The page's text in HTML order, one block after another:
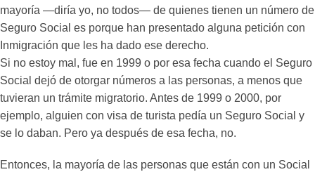
mayoría —diría yo, no todos— de quienes tienen un número de
Seguro Social es porque han presentado alguna petición con
Inmigración que les ha dado ese derecho.
Si no estoy mal, fue en 1999 o por esa fecha cuando el Seguro
Social dejó de otorgar números a las personas, a menos que
tuvieran un trámite migratorio. Antes de 1999 o 2000, por
ejemplo, alguien con visa de turista pedía un Seguro Social y
se lo daban. Pero ya después de esa fecha, no.
Entonces, la mayoría de las personas que están con un Social